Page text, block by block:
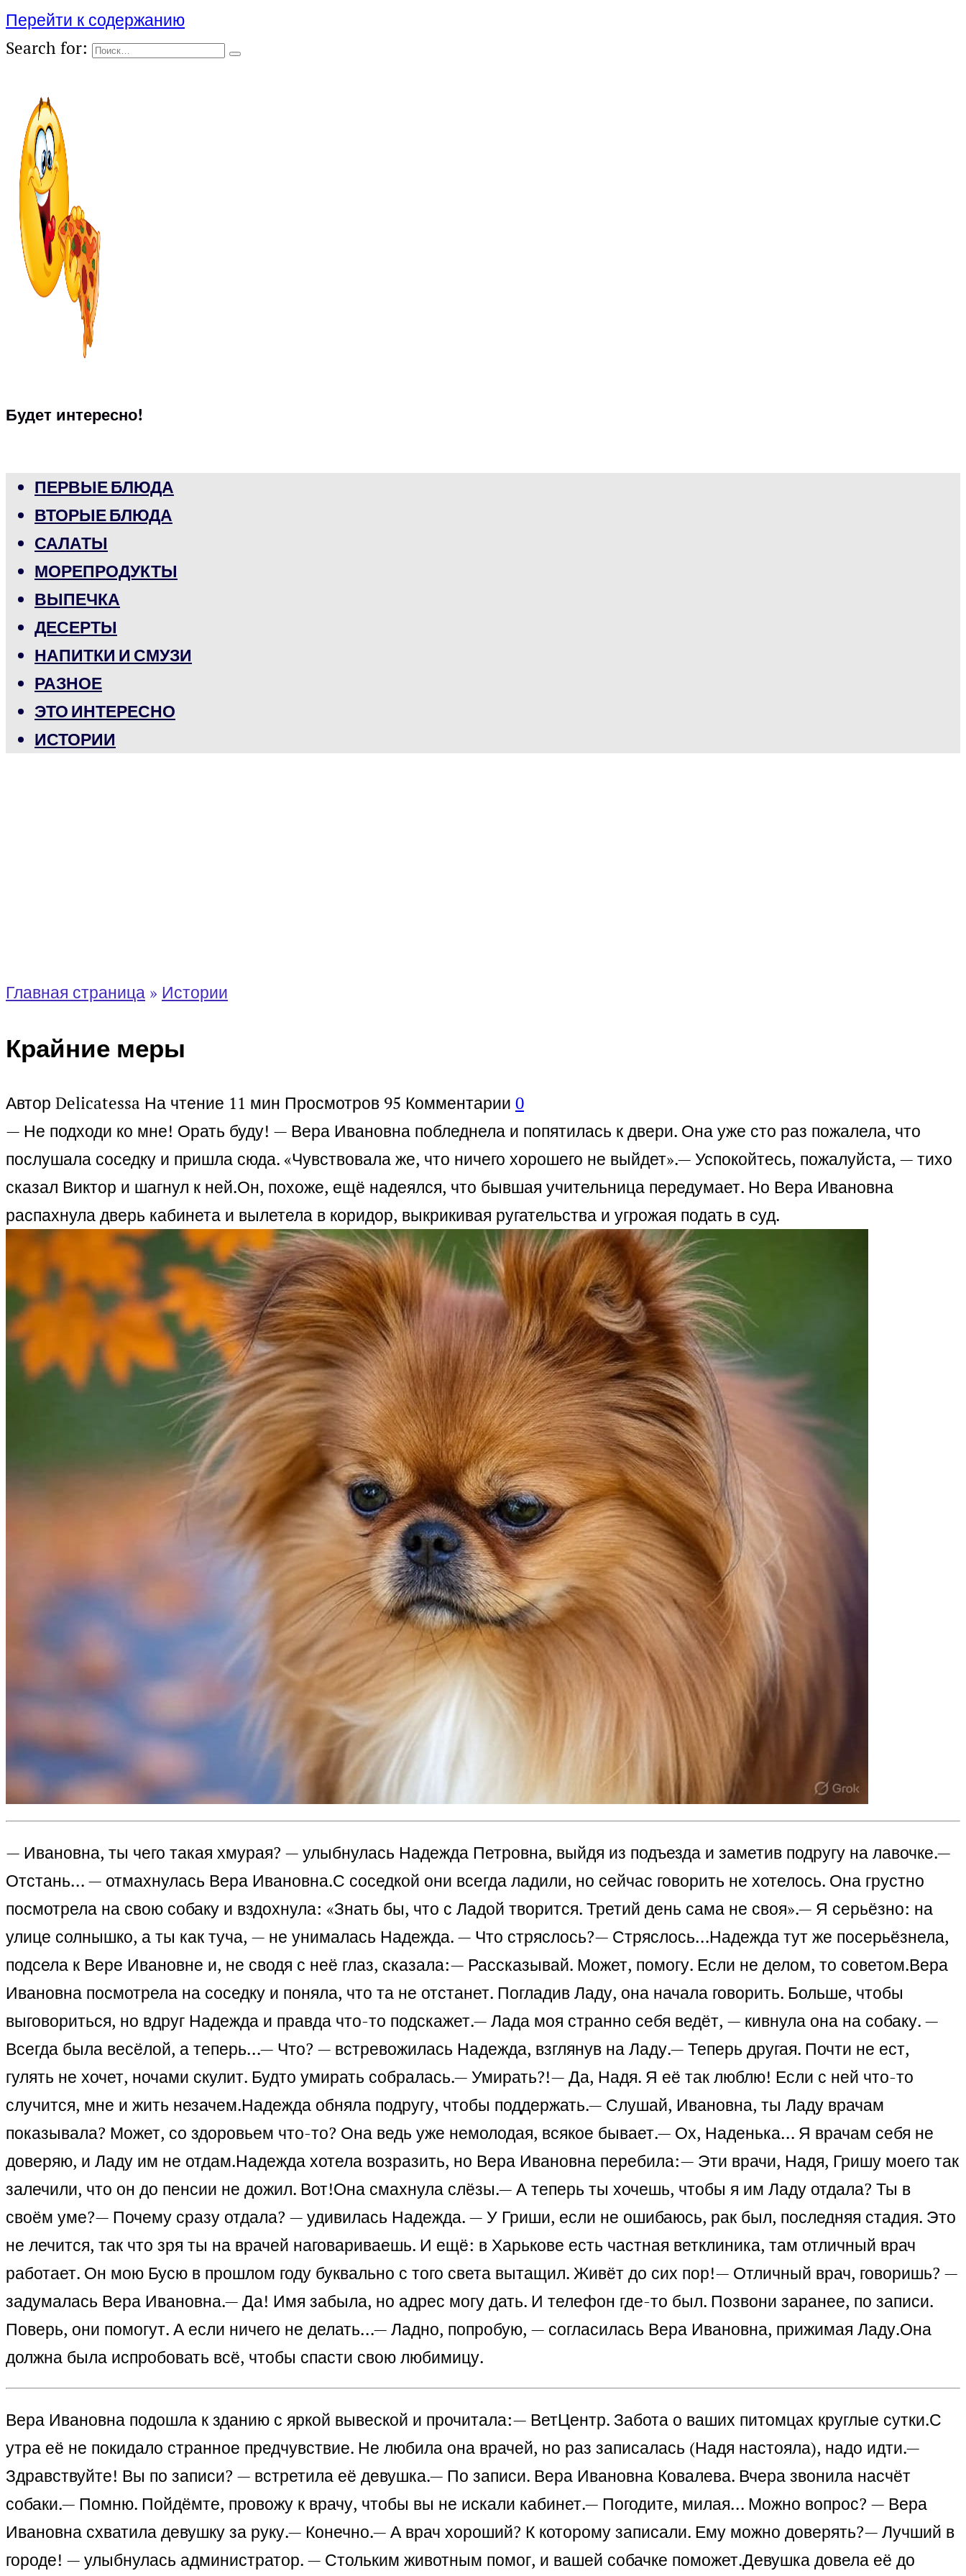
Перейти к содержанию
Search for:
Будет интересно!
ПЕРВЫЕ БЛЮДА
ВТОРЫЕ БЛЮДА
САЛАТЫ
МОРЕПРОДУКТЫ
ВЫПЕЧКА
ДЕСЕРТЫ
НАПИТКИ И СМУЗИ
РАЗНОЕ
ЭТО ИНТЕРЕСНО
ИСТОРИИ
Главная страница » Истории
Крайние меры
Автор Delicatessa На чтение 11 мин Просмотров 95 Комментарии 0
— Не подходи ко мне! Орать буду! — Вера Ивановна побледнела и попятилась к двери. Она уже сто раз пожалела, что
послушала соседку и пришла сюда. «Чувствовала же, что ничего хорошего не выйдет».— Успокойтесь, пожалуйста, — тихо
сказал Виктор и шагнул к ней.Он, похоже, ещё надеялся, что бывшая учительница передумает. Но Вера Ивановна
распахнула дверь кабинета и вылетела в коридор, выкрикивая ругательства и угрожая подать в суд.
— Ивановна, ты чего такая хмурая? — улыбнулась Надежда Петровна, выйдя из подъезда и заметив подругу на лавочке.—
Отстань… — отмахнулась Вера Ивановна.С соседкой они всегда ладили, но сейчас говорить не хотелось. Она грустно
посмотрела на свою собаку и вздохнула: «Знать бы, что с Ладой творится. Третий день сама не своя».— Я серьёзно: на
улице солнышко, а ты как туча, — не унималась Надежда. — Что стряслось?— Стряслось…Надежда тут же посерьёзнела,
подсела к Вере Ивановне и, не сводя с неё глаз, сказала:— Рассказывай. Может, помогу. Если не делом, то советом.Вера
Ивановна посмотрела на соседку и поняла, что та не отстанет. Погладив Ладу, она начала говорить. Больше, чтобы
выговориться, но вдруг Надежда и правда что-то подскажет.— Лада моя странно себя ведёт, — кивнула она на собаку. —
Всегда была весёлой, а теперь…— Что? — встревожилась Надежда, взглянув на Ладу.— Теперь другая. Почти не ест,
гулять не хочет, ночами скулит. Будто умирать собралась.— Умирать?!— Да, Надя. Я её так люблю! Если с ней что-то
случится, мне и жить незачем.Надежда обняла подругу, чтобы поддержать.— Слушай, Ивановна, ты Ладу врачам
показывала? Может, со здоровьем что-то? Она ведь уже немолодая, всякое бывает.— Ох, Наденька… Я врачам себя не
доверяю, и Ладу им не отдам.Надежда хотела возразить, но Вера Ивановна перебила:— Эти врачи, Надя, Гришу моего так
залечили, что он до пенсии не дожил. Вот!Она смахнула слёзы.— А теперь ты хочешь, чтобы я им Ладу отдала? Ты в
своём уме?— Почему сразу отдала? — удивилась Надежда. — У Гриши, если не ошибаюсь, рак был, последняя стадия. Это
не лечится, так что зря ты на врачей наговариваешь. И ещё: в Харькове есть частная ветклиника, там отличный врач
работает. Он мою Бусю в прошлом году буквально с того света вытащил. Живёт до сих пор!— Отличный врач, говоришь? —
задумалась Вера Ивановна.— Да! Имя забыла, но адрес могу дать. И телефон где-то был. Позвони заранее, по записи.
Поверь, они помогут. А если ничего не делать…— Ладно, попробую, — согласилась Вера Ивановна, прижимая Ладу.Она
должна была испробовать всё, чтобы спасти свою любимицу.
Вера Ивановна подошла к зданию с яркой вывеской и прочитала:— ВетЦентр. Забота о ваших питомцах круглые сутки.С
утра её не покидало странное предчувствие. Не любила она врачей, но раз записалась (Надя настояла), надо идти.—
Здравствуйте! Вы по записи? — встретила её девушка.— По записи. Вера Ивановна Ковалева. Вчера звонила насчёт
собаки.— Помню. Пойдёмте, провожу к врачу, чтобы вы не искали кабинет.— Погодите, милая… Можно вопрос? — Вера
Ивановна схватила девушку за руку.— Конечно.— А врач хороший? К которому записали. Ему можно доверять?— Лучший в
городе! — улыбнулась администратор. — Стольким животным помог, и вашей собачке поможет.Девушка довела её до